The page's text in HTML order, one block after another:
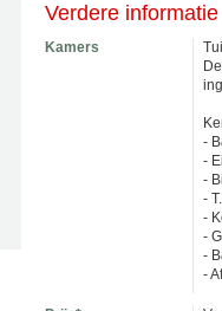
Verdere informatie
Kamers
-
-
-
-
-
-
-
-